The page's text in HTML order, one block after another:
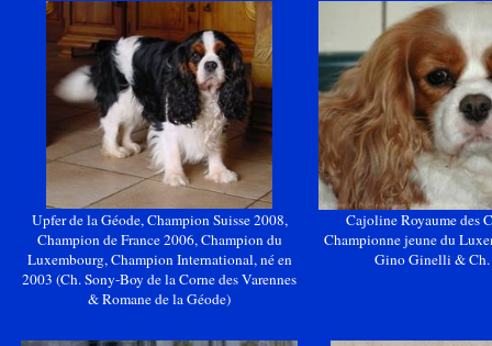
Upferde la Géode, Champion Suisse 2008,
Champion de France 2006, Champion du
Luxembourg, Champion International, né en
2003 (Ch. Sony-Boy de la Corne des Varennes
& Romane de la Géode)
CajolineRoyaume des
Championne jeune du
GinoGinelli & Ch.